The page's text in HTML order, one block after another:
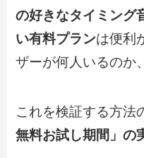
の好きなタイミング
い有料プランは便利
ザーが何人いるのか
これを検証する方法
無料お試し期間」の